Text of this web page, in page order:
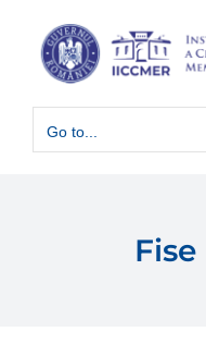
content
Go to...